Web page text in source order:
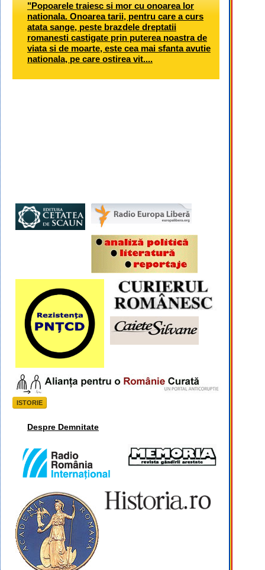
"Popoarele traiesc si mor cu onoarea lor
nationala. Onoarea tarii, pentru care a curs
atata sange, peste brazdele dreptatii
romanesti castigate prin puterea noastra de
viata si de moarte, este cea mai sfanta avutie
nationala, pe care ostirea vit....
ISTORIE
Despre Demnitate